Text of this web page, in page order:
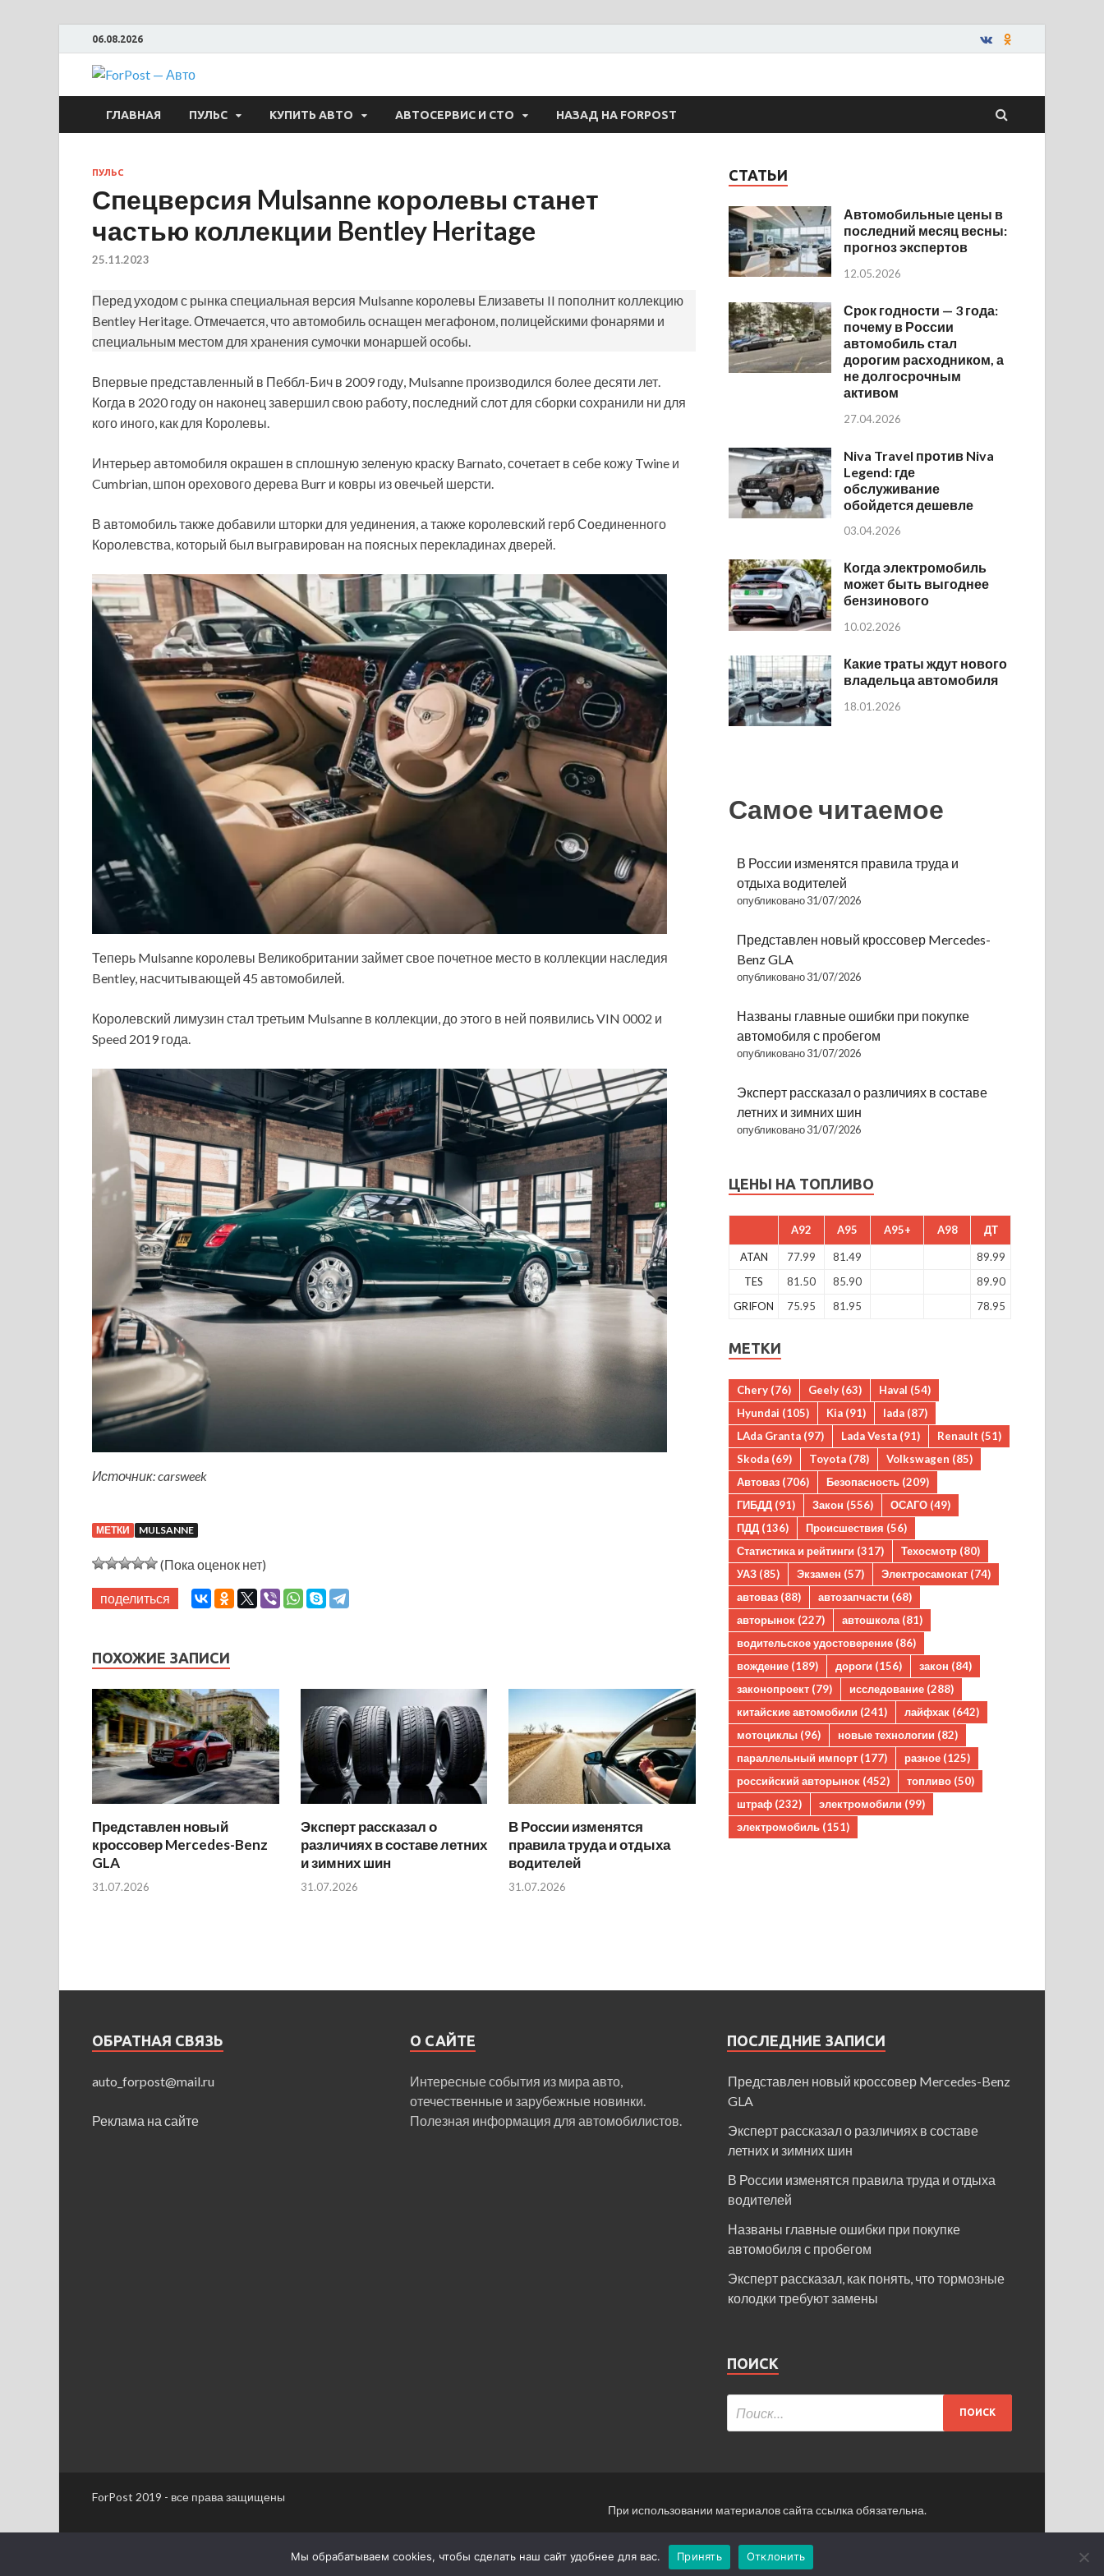
06.08.2026
ForPost — Авто
ГЛАВНАЯ ПУЛЬС КУПИТЬ АВТО АВТОСЕРВИС И СТО НАЗАД НА FORPOST
ПУЛЬС
Спецверсия Mulsanne королевы станет
частью коллекции Bentley Heritage
25.11.2023
Перед уходом с рынка специальная версия Mulsanne королевы Елизаветы II пополнит коллекцию
Bentley Heritage. Отмечается, что автомобиль оснащен мегафоном, полицейскими фонарями и
специальным местом для хранения сумочки монаршей особы.
Впервые представленный в Пеббл-Бич в 2009 году, Mulsanne производился более десяти лет.
Когда в 2020 году он наконец завершил свою работу, последний слот для сборки сохранили ни для
кого иного, как для Королевы.
Интерьер автомобиля окрашен в сплошную зеленую краску Barnato, сочетает в себе кожу Twine и
Cumbrian, шпон орехового дерева Burr и ковры из овечьей шерсти.
В автомобиль также добавили шторки для уединения, а также королевский герб Соединенного
Королевства, который был выгравирован на поясных перекладинах дверей.
Теперь Mulsanne королевы Великобритании займет свое почетное место в коллекции наследия
Bentley, насчитывающей 45 автомобилей.
Королевский лимузин стал третьим Mulsanne в коллекции, до этого в ней появились VIN 0002 и
Speed 2019 года.
Источник: carsweek
МЕТКИ MULSANNE
(Пока оценок нет)
поделиться
ПОХОЖИЕ ЗАПИСИ
Представлен новый
кроссовер Mercedes-Benz
GLA
31.07.2026
Эксперт рассказал о
различиях в составе летних
и зимних шин
31.07.2026
В России изменятся
правила труда и отдыха
водителей
31.07.2026
СТАТЬИ
Автомобильные цены в
последний месяц весны:
прогноз экспертов
12.05.2026
Срок годности — 3 года:
почему в России
автомобиль стал
дорогим расходником, а
не долгосрочным
активом
27.04.2026
Niva Travel против Niva
Legend: где
обслуживание
обойдется дешевле
03.04.2026
Когда электромобиль
может быть выгоднее
бензинового
10.02.2026
Какие траты ждут нового
владельца автомобиля
18.01.2026
Самое читаемое
В России изменятся правила труда и
отдыха водителей
опубликовано 31/07/2026
Представлен новый кроссовер Mercedes-
Benz GLA
опубликовано 31/07/2026
Названы главные ошибки при покупке
автомобиля с пробегом
опубликовано 31/07/2026
Эксперт рассказал о различиях в составе
летних и зимних шин
опубликовано 31/07/2026
ЦЕНЫ НА ТОПЛИВО
A92 A95 A95+ A98 ДТ
ATAN 77.99 81.49
89.99
TES
81.50 85.90
89.90
GRIFON
75.95 81.95 78.95
МЕТКИ
Chery (76) Geely (63) Haval (54)
Hyundai (105) Kia (91) lada (87)
LAda Granta (97) Lada Vesta (91) Renault (51)
Skoda (69) Toyota (78) Volkswagen (85)
Автоваз (706) Безопасность (209)
ГИБДД (91) Закон (556) ОСАГО (49)
ПДД (136) Происшествия (56)
Статистика и рейтинги (317) Техосмотр (80)
УАЗ (85) Экзамен (57) Электросамокат (74)
автоваз (88) автозапчасти (68)
авторынок (227) автошкола (81)
водительское удостоверение (86)
вождение (189) дороги (156) закон (84)
законопроект (79) исследование (288)
китайские автомобили (241) лайфхак (642)
мотоциклы (96) новые технологии (82)
параллельный импорт (177) разное (125)
российский авторынок (452) топливо (50)
штраф (232) электромобили (99)
электромобиль (151)
ОБРАТНАЯ СВЯЗЬ
auto_forpost@mail.ru
Реклама на сайте
О САЙТЕ
Интересные события из мира авто,
отечественные и зарубежные новинки.
Полезная информация для автомобилистов.
ПОСЛЕДНИЕ ЗАПИСИ
Представлен новый кроссовер Mercedes-Benz
GLA
Эксперт рассказал о различиях в составе
летних и зимних шин
В России изменятся правила труда и отдыха
водителей
Названы главные ошибки при покупке
автомобиля с пробегом
Эксперт рассказал, как понять, что тормозные
колодки требуют замены
ПОИСК
ForPost 2019 - все права защищены
При использовании материалов сайта ссылка обязательна.
Информация для пользователей сайта
Мы обрабатываем cookies, чтобы сделать наш сайт удобнее для вас. Принять Отклонить